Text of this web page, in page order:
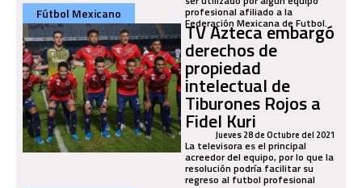
profesional afiliado a la
Federación Mexicana de Futbol.
Fútbol Mexicano
TV Azteca embargó
derechos de
propiedad
intelectual de
Tiburones Rojos a
Fidel Kuri
Jueves 28 de Octubre del 2021
La televisora es el principal
acreedor del equipo, por lo que la
resolución podría facilitar su
regreso al futbol profesional